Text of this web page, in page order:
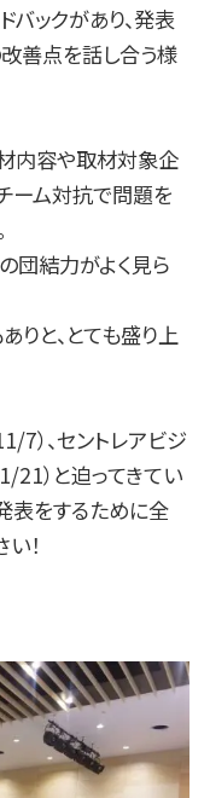
バックがあり、発表
善点を話し合う様
内容や取材対象企
ーム対抗で問題を
団結力がよく見ら
りと、とても盛り上
）、セントレアビジ
21）と迫ってきてい
表をするために全
！